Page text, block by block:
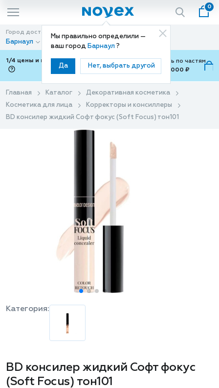
Мы правильно определили —
ваш город Барнаул ?
Да Нет, выбрать другой
0
Город доставки
Барнаул
Способ доставки
Доставка
1/4 цены и покупки ваши с Подели
Можно оплатить по частям
от 700 ₽ до 15,000 ₽
Главная Каталог
Декоративная косметика
Косметика для лица
Корректоры и консиллеры
BD консилер жидкий Софт фокус (Soft Focus) тон101
BD консилер жидкий Софт фокус
(Soft Focus) тон101
Категория: